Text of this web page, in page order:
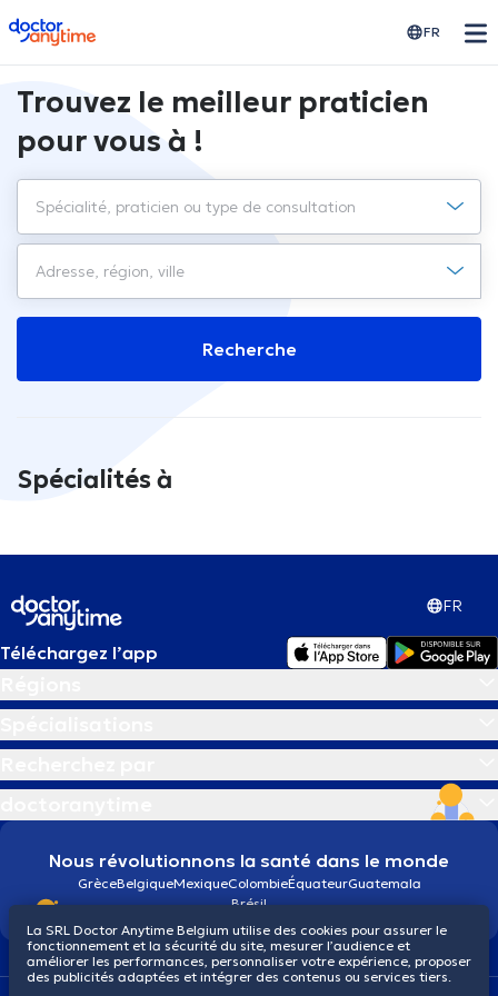
doctoranytime FR
Trouvez le meilleur praticien
pour vous à !
Recherche
Spécialités à
FR
Téléchargez l’app
Nous révolutionnons la santé dans le monde
GrèceBelgiqueMexiqueColombieÉquateurGuatemala
Brésil
La SRL Doctor Anytime Belgium utilise des cookies pour assurer le
fonctionnement et la sécurité du site, mesurer l’audience et
améliorer les performances, personnaliser votre expérience, proposer
des publicités adaptées et intégrer des contenus ou services tiers.